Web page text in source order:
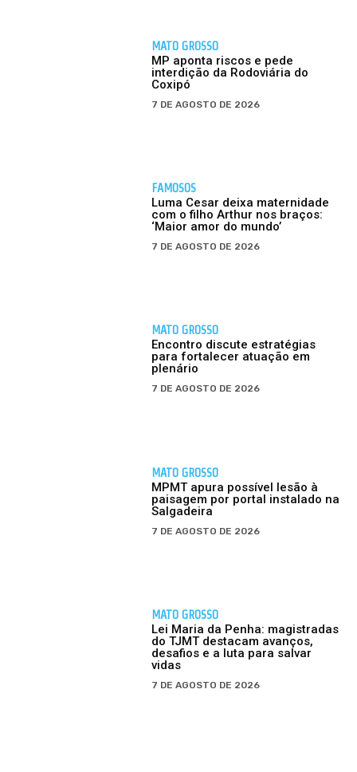
MATO GROSSO
MP aponta riscos e pede
interdição da Rodoviária do
Coxipó
7 DE AGOSTO DE 2026
FAMOSOS
Luma Cesar deixa maternidade
com o filho Arthur nos braços:
‘Maior amor do mundo’
7 DE AGOSTO DE 2026
MATO GROSSO
Encontro discute estratégias
para fortalecer atuação em
plenário
7 DE AGOSTO DE 2026
MATO GROSSO
MPMT apura possível lesão à
paisagem por portal instalado na
Salgadeira
7 DE AGOSTO DE 2026
MATO GROSSO
Lei Maria da Penha: magistradas
do TJMT destacam avanços,
desafios e a luta para salvar
vidas
7 DE AGOSTO DE 2026